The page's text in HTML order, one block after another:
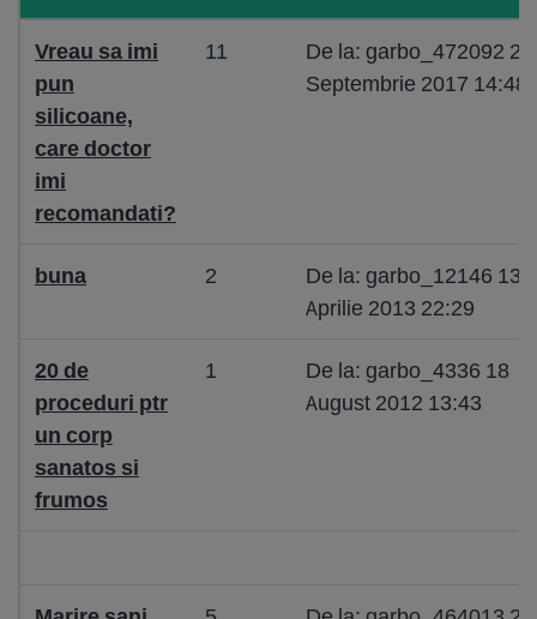
Vreau sa imi
pun
silicoane,
care doctor
imi
recomandati?
11
De la: garbo_472092 21
Septembrie 2017 14:48
buna 2
De la: garbo_12146 13
Aprilie 2013 22:29
20 de
proceduri ptr
un corp
sanatos si
frumos
1
De la: garbo_4336 18
August 2012 13:43